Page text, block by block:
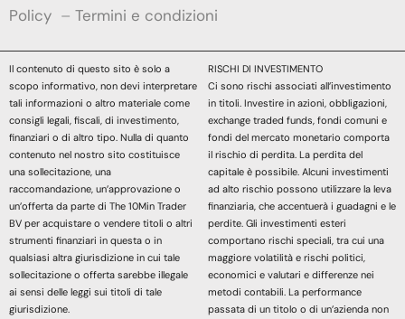
Policy – Termini e condizioni
Il contenuto di questo sito è solo a
scopo informativo, non devi interpretare
tali informazioni o altro materiale come
consigli legali, fiscali, di investimento,
finanziari o di altro tipo. Nulla di quanto
contenuto nel nostro sito costituisce
una sollecitazione, una
raccomandazione, un’approvazione o
un’offerta da parte di The 10Min Trader
BV per acquistare o vendere titoli o altri
strumenti finanziari in questa o in
qualsiasi altra giurisdizione in cui tale
sollecitazione o offerta sarebbe illegale
ai sensi delle leggi sui titoli di tale
giurisdizione.
RISCHI DI INVESTIMENTO
Ci sono rischi associati all’investimento
in titoli. Investire in azioni, obbligazioni,
exchange traded funds, fondi comuni e
fondi del mercato monetario comporta
il rischio di perdita. La perdita del
capitale è possibile. Alcuni investimenti
ad alto rischio possono utilizzare la leva
finanziaria, che accentuerà i guadagni e le
perdite. Gli investimenti esteri
comportano rischi speciali, tra cui una
maggiore volatilità e rischi politici,
economici e valutari e differenze nei
metodi contabili. La performance
passata di un titolo o di un’azienda non